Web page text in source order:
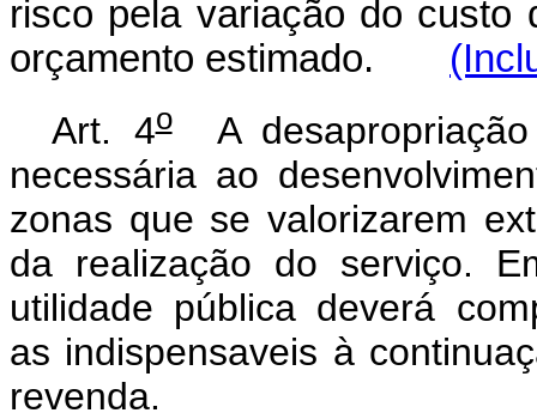
risco pela variação do custo
orçamento estimado.
Art. 4oA desapropriação
necessária ao
zonas que se valorizarem
da realização do serviço.
utilidade pública deverá
as indispensaveis à
revenda.